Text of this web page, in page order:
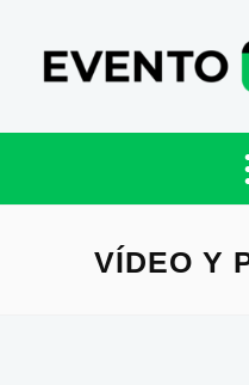
VÍDEO Y